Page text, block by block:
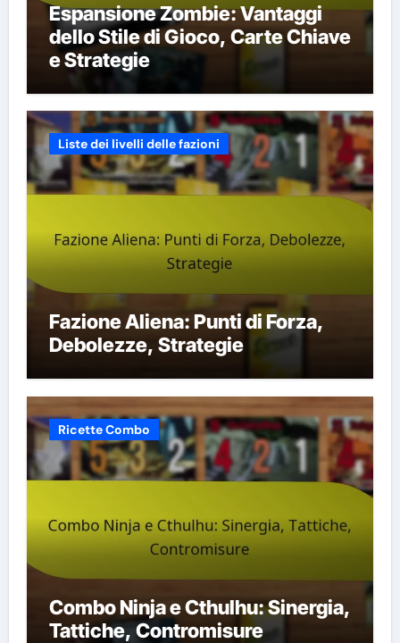
Espansione Zombie: Vantaggi
dello Stile di Gioco, Carte Chiave
e Strategie
Liste dei livelli delle fazioni
Fazione Aliena: Punti di Forza,
Debolezze, Strategie
Ricette Combo
Combo Ninja e Cthulhu: Sinergia,
Tattiche, Contromisure